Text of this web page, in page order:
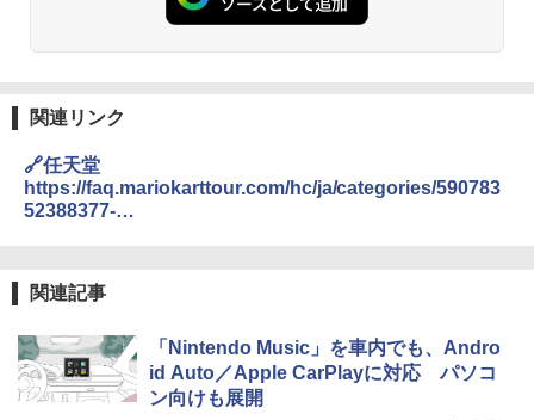
関連リンク
🔗任天堂
https://faq.mariokarttour.com/hc/ja/categories/590783
52388377-
4%E3%81%84%E3%81%A6%E3%81%AE%E3%81%8
A%E7%9F%A5%E3%82%89%E3%81%9B
関連記事
「Nintendo Music」を車内でも、Andro
id Auto／Apple CarPlayに対応 パソコ
ン向けも展開